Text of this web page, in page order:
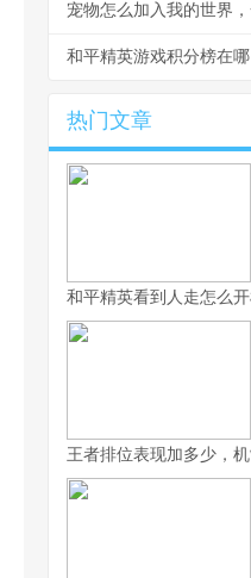
宠物怎么加入我的世界
和平精英游戏积分榜在
热门文章
和平精英看到人走怎么
王者排位表现加多少，